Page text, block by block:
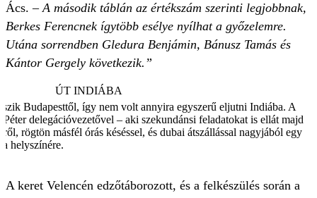
Ács. – A második táblán az értékszám szerinti legjobbnak,
Berkes Ferencnek ígytöbb esélye nyílhat a győzelemre.
Utána sorrendben Gledura Benjámin, Bánusz Tamás és
Kántor Gergely következik.”
ÚT INDIÁBA
Budapesttől, így nem volt annyira egyszerű eljutni Indiába. A
delegációvezetővel – aki szekundánsi feladatokat is ellát majd
rögtön másfél órás késéssel, és dubai átszállással nagyjából egy
helyszínére.
A keret Velencén edzőtáborozott, és a felkészülés során a